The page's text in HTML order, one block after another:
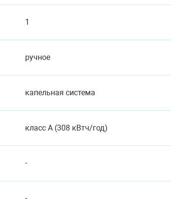
1
ручное
капельная система
класс A (308 кВтч/год)
-
-